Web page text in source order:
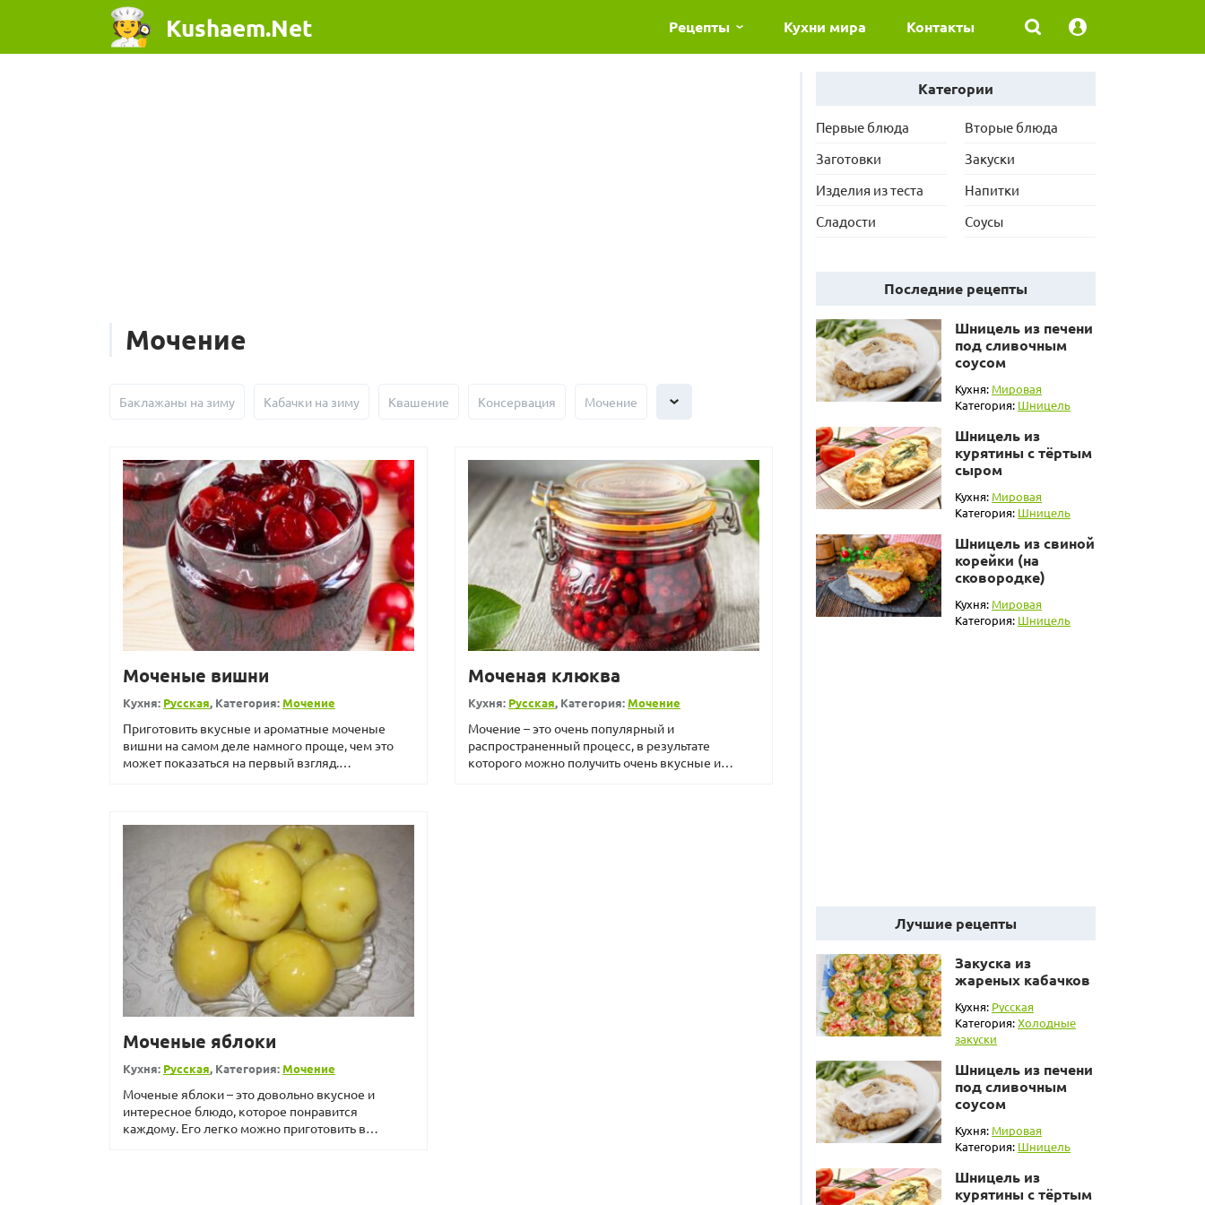
Kushaem.Net Рецепты Кухни мира Контакты
Мочение
Баклажаны на зиму Кабачки на зиму Квашение Консервация Мочение
Моченые вишни
Кухня: Русская, Категория:Мочение
Приготовить вкусные и ароматные моченые
вишни на самом деле намного проще, чем это
может показаться на первый взгляд.
Моченая клюква
Кухня: Русская, Категория:Мочение
Мочение – это очень популярный и
распространенный процесс, в результате
которого можно получить очень вкусные и
Моченые яблоки
Кухня: Русская, Категория:Мочение
Моченые яблоки – это довольно вкусное и
интересное блюдо, которое понравится
каждому. Его легко можно приготовить в
Категории
Первые блюда
Вторые блюда
Заготовки
Закуски
Изделия из теста
Напитки
Сладости
Соусы
Последние рецепты
Шницель из печени
под сливочным
соусом
Кухня: Мировая
Категория: Шницель
Шницель из
курятины с тёртым
сыром
Кухня: Мировая
Категория: Шницель
Шницель из свиной
корейки (на
сковородке)
Кухня: Мировая
Категория: Шницель
Лучшие рецепты
Закуска из
жареных кабачков
Кухня: Русская
Категория:Холодные
закуски
Шницель из печени
под сливочным
соусом
Кухня: Мировая
Категория: Шницель
Шницель из
курятины с тёртым